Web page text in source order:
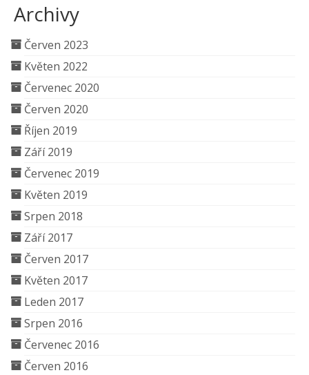
Archivy
Červen 2023
Květen 2022
Červenec 2020
Červen 2020
Říjen 2019
Září 2019
Červenec 2019
Květen 2019
Srpen 2018
Září 2017
Červen 2017
Květen 2017
Leden 2017
Srpen 2016
Červenec 2016
Červen 2016